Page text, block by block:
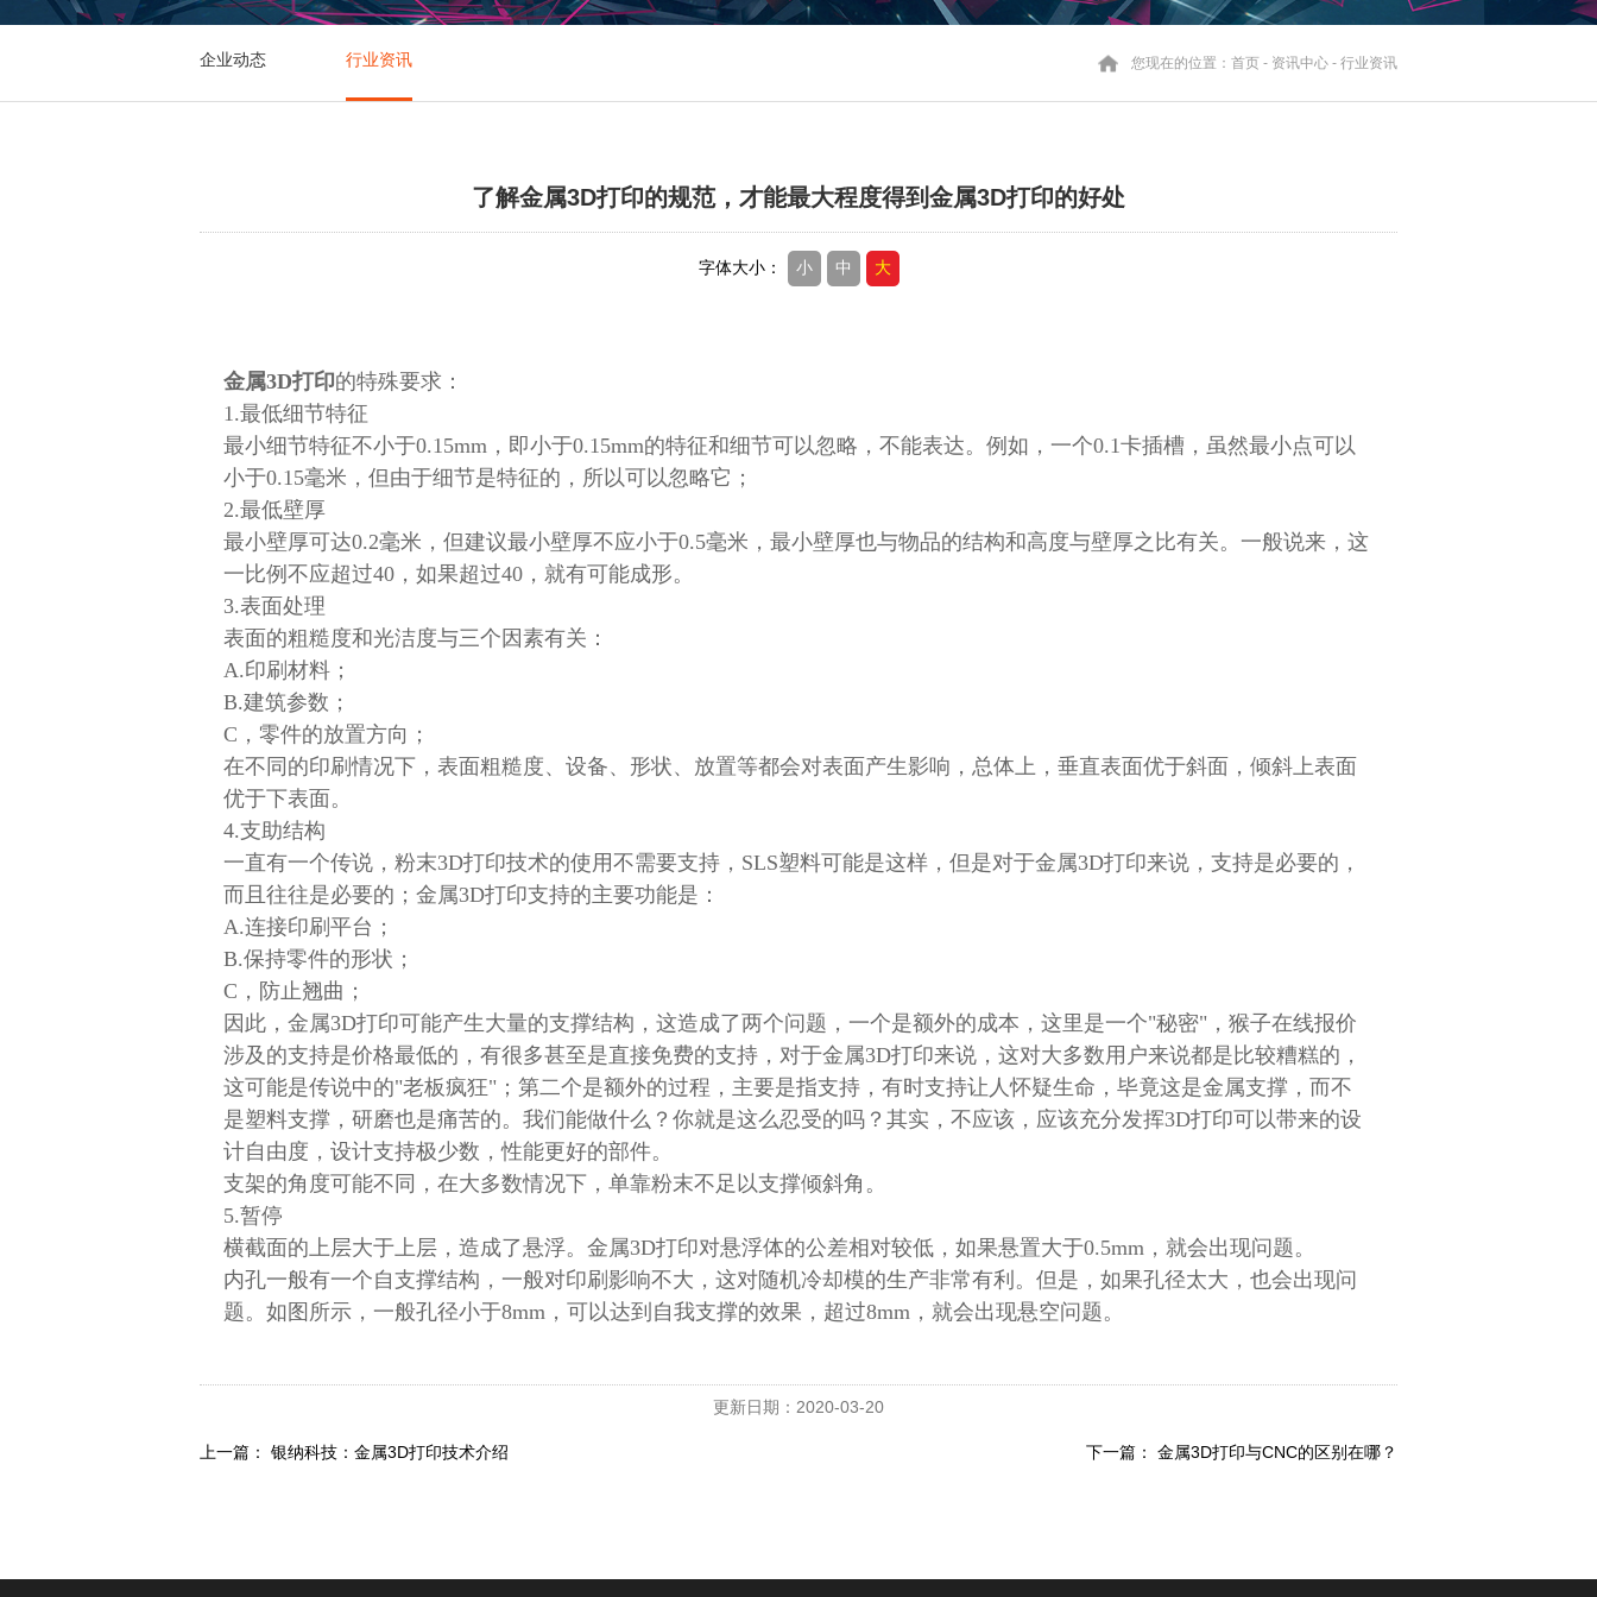
企业动态 行业资讯 您现在的位置： 首页 - 资讯中心 - 行业资讯
了解金属3D打印的规范，才能最大程度得到金属3D打印的好处
字体大小： 小 中 大
金属3D打印的特殊要求：
1.最低细节特征
最小细节特征不小于0.15mm，即小于0.15mm的特征和细节可以忽略，不能表达。例如，一个0.1卡插槽，虽然最小点可以
小于0.15毫米，但由于细节是特征的，所以可以忽略它；
2.最低壁厚
最小壁厚可达0.2毫米，但建议最小壁厚不应小于0.5毫米，最小壁厚也与物品的结构和高度与壁厚之比有关。一般说来，这
一比例不应超过40，如果超过40，就有可能成形。
3.表面处理
表面的粗糙度和光洁度与三个因素有关：
A.印刷材料；
B.建筑参数；
C，零件的放置方向；
在不同的印刷情况下，表面粗糙度、设备、形状、放置等都会对表面产生影响，总体上，垂直表面优于斜面，倾斜上表面
优于下表面。
4.支助结构
一直有一个传说，粉末3D打印技术的使用不需要支持，SLS塑料可能是这样，但是对于金属3D打印来说，支持是必要的，
而且往往是必要的；金属3D打印支持的主要功能是：
A.连接印刷平台；
B.保持零件的形状；
C，防止翘曲；
因此，金属3D打印可能产生大量的支撑结构，这造成了两个问题，一个是额外的成本，这里是一个"秘密"，猴子在线报价
涉及的支持是价格最低的，有很多甚至是直接免费的支持，对于金属3D打印来说，这对大多数用户来说都是比较糟糕的，
这可能是传说中的"老板疯狂"；第二个是额外的过程，主要是指支持，有时支持让人怀疑生命，毕竟这是金属支撑，而不
是塑料支撑，研磨也是痛苦的。我们能做什么？你就是这么忍受的吗？其实，不应该，应该充分发挥3D打印可以带来的设
计自由度，设计支持极少数，性能更好的部件。
支架的角度可能不同，在大多数情况下，单靠粉末不足以支撑倾斜角。
5.暂停
横截面的上层大于上层，造成了悬浮。金属3D打印对悬浮体的公差相对较低，如果悬置大于0.5mm，就会出现问题。
内孔一般有一个自支撑结构，一般对印刷影响不大，这对随机冷却模的生产非常有利。但是，如果孔径太大，也会出现问
题。如图所示，一般孔径小于8mm，可以达到自我支撑的效果，超过8mm，就会出现悬空问题。
更新日期：2020-03-20
上一篇： 银纳科技：金属3D打印技术介绍 下一篇： 金属3D打印与CNC的区别在哪？